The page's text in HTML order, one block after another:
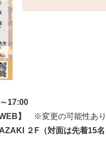
17:00
】
※変更の可能性あり
２F（対面は先着15名